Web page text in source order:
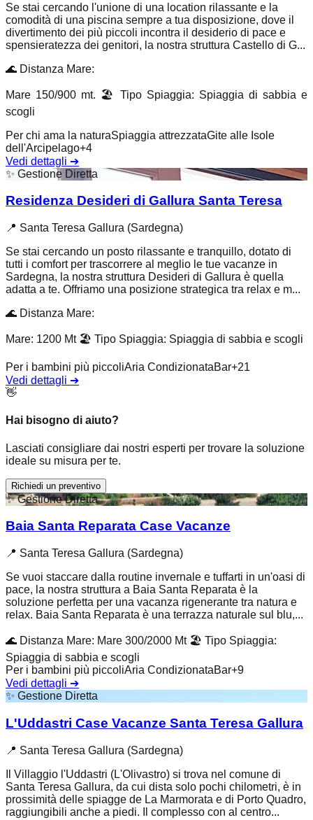
Se stai cercando l'unione di una location rilassante e la
comodità di una piscina sempre a tua disposizione, dove il
divertimento dei più piccoli incontra il desiderio di pace e
spensieratezza dei genitori, la nostra struttura Castello di G...
🌊 Distanza Mare:
Mare 150/900 mt. 🏖️ Tipo Spiaggia: Spiaggia di sabbia e
scogli
Per chi ama la naturaSpiaggia attrezzataGite alle Isole
dell'Arcipelago+4
Vedi dettagli ➔
✨ Gestione Diretta
Residenza Desideri di Gallura Santa Teresa
📍 Santa Teresa Gallura (Sardegna)
Se stai cercando un posto rilassante e tranquillo, dotato di
tutti i comfort per trascorrere al meglio le tue vacanze in
Sardegna, la nostra struttura Desideri di Gallura è quella
adatta a te. Offriamo una posizione strategica tra relax e m...
🌊 Distanza Mare:
Mare: 1200 Mt 🏖️ Tipo Spiaggia: Spiaggia di sabbia e scogli
Per i bambini più piccoliAria CondizionataBar+21
Vedi dettagli ➔
👋
Hai bisogno di aiuto?
Lasciati consigliare dai nostri esperti per trovare la soluzione
ideale su misura per te.
Richiedi un preventivo
✨Gestione Diretta
Baia Santa Reparata Case Vacanze
📍 Santa Teresa Gallura (Sardegna)
Se vuoi staccare dalla routine invernale e tuffarti in un'oasi di
pace, la nostra struttura a Baia Santa Reparata è la
soluzione perfetta per una vacanza rigenerante tra natura e
relax. Baia Santa Reparata è una terrazza naturale sul blu,...
🌊 Distanza Mare: Mare 300/2000 Mt 🏖️ Tipo Spiaggia:
Spiaggia di sabbia e scogli
Per i bambini più piccoliAria CondizionataBar+9
Vedi dettagli ➔
✨ Gestione Diretta
L'Uddastri Case Vacanze Santa Teresa Gallura
📍 Santa Teresa Gallura (Sardegna)
Il Villaggio l'Uddastri (L'Olivastro) si trova nel comune di
Santa Teresa Gallura, da cui dista solo pochi chilometri, è in
prossimità delle spiagge de La Marmorata e di Porto Quadro,
raggiungibili anche a piedi. Il complesso con al centro...